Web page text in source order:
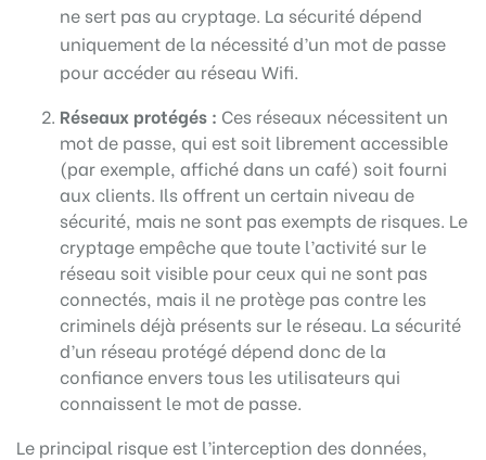
ne sert pas au cryptage. La sécurité dépend
uniquement de la nécessité d’un mot de passe
pour accéder au réseau Wifi.
Réseaux protégés : Ces réseaux nécessitent un
mot de passe, qui est soit librement accessible
(par exemple, affiché dans un café) soit fourni
aux clients. Ils offrent un certain niveau de
sécurité, mais ne sont pas exempts de risques. Le
cryptage empêche que toute l’activité sur le
réseau soit visible pour ceux qui ne sont pas
connectés, mais il ne protège pas contre les
criminels déjà présents sur le réseau. La sécurité
d’un réseau protégé dépend donc de la
confiance envers tous les utilisateurs qui
connaissent le mot de passe.
Le principal risque est l’interception des données,